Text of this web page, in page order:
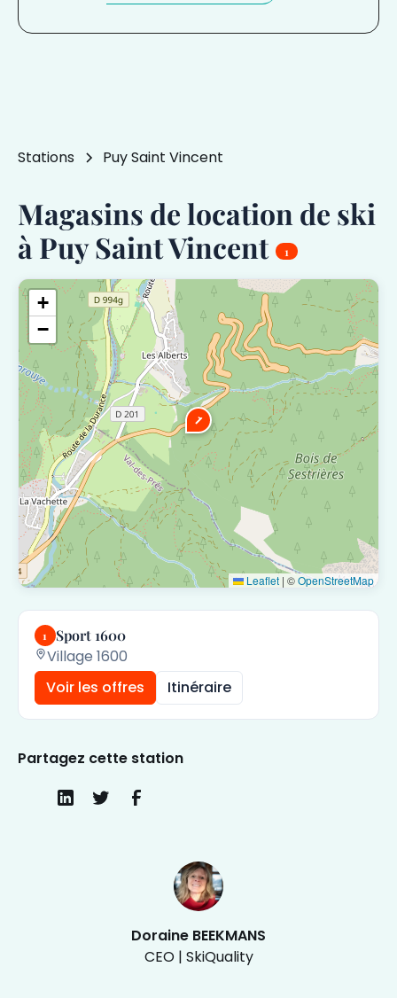
Stations Puy Saint Vincent
Magasins de location de ski
à Puy Saint Vincent
1
1
+
−
Leaflet | ©OpenStreetMap
1 Sport 1600
Village 1600
Voir les offres
Itinéraire
Partagez cette station
Doraine BEEKMANS
CEO | SkiQuality